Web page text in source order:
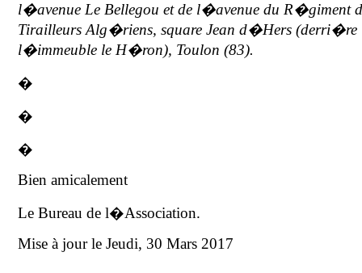
l�avenue Le Bellegou et de l�avenue du R�giment
Tirailleurs Alg�riens, square Jean d�Hers (derri�re
l�immeuble le H�ron), Toulon (83).
�
�
�
Bien amicalement
Le Bureau de l�Association.
Mise à jour le Jeudi, 30 Mars 2017